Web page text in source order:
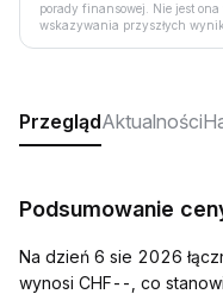
porady finansowej. Nie jest
wskazywania przyszłych
PrzeglądAktualności
Podsumowanie
Na dzień 6 sie 2026
wynosi CHF--, co